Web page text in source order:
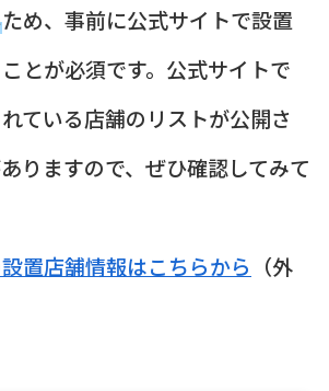
ため、事前に公式サイトで設置
とが必須です。公式サイトで
ている店舗のリストが公開さ
りますので、ぜひ確認してみて
置店舗情報はこちらから （外